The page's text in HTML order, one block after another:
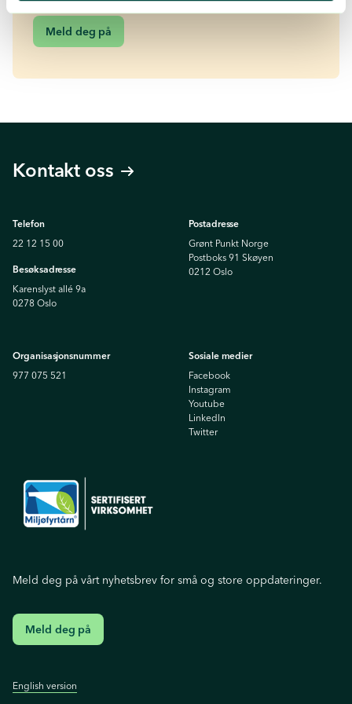
Meld deg på
Kontakt oss
Telefon
22 12 15 00
Besøksadresse
Karenslyst allé 9a
0278 Oslo
Postadresse
Grønt Punkt Norge
Postboks 91 Skøyen
0212 Oslo
Organisasjonsnummer
977 075 521
Sosiale medier
Facebook
Instagram
Youtube
Linkedln
Twitter
Meld deg på vårt nyhetsbrev for små og store oppdateringer.
Meld deg på
English version